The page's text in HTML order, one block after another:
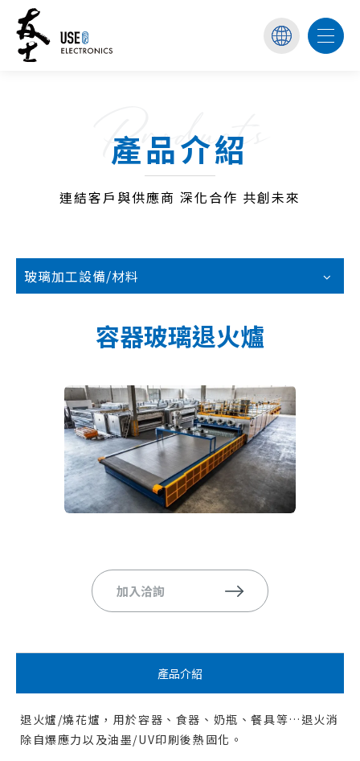
Products
產品介紹
連結客戶與供應商 深化合作 共創未來
玻璃加工設備/材料
容器玻璃退火爐
加入洽詢
產品介紹
退火爐/燒花爐，用於容器、食器、奶瓶、餐具等…退火消
除自爆應力以及油墨/UV印刷後熱固化。